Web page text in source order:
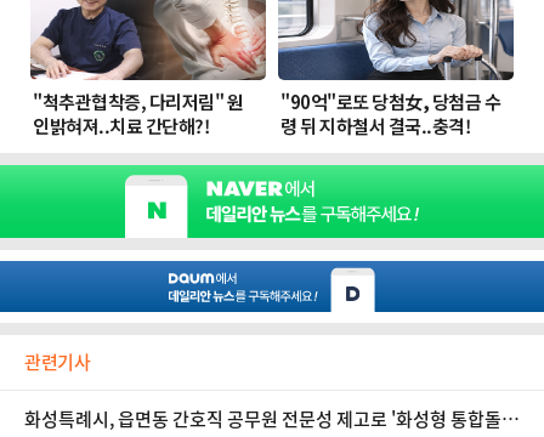
관련기사
화성특례시, 읍면동 간호직 공무원 전문성 제고로 '화성형 통합돌